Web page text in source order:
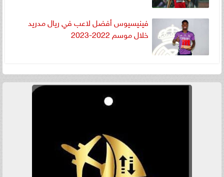
فينيسيوس أفضل لاعب في ريال مدريد
خلال موسم 2022-2023